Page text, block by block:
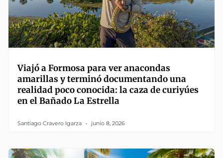
Viajó a Formosa para ver anacondas
amarillas y terminó documentando una
realidad poco conocida: la caza de curiyúes
en el Bañado La Estrella
Santiago Cravero Igarza junio 8, 2026